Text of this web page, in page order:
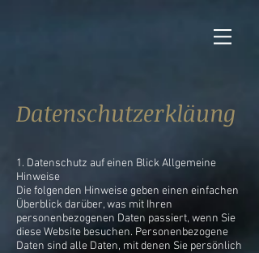
Datenschutzerkläung
1. Datenschutz auf einen Blick Allgemeine
Hinweise
Die folgenden Hinweise geben einen einfachen
Überblick darüber, was mit Ihren
personenbezogenen Daten passiert, wenn Sie
diese Website besuchen. Personenbezogene
Daten sind alle Daten, mit denen Sie persönlich